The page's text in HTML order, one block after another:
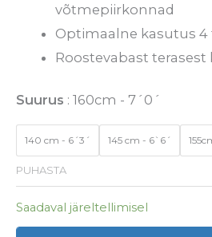
võtmepiirkonnad
Optimaalne kasutus 4
Roostevabast
Suurus 160cm - 7´0´
140 cm - 6´3´ 145 cm - 6`6´
PUHASTA
Saadaval järeltellimisel